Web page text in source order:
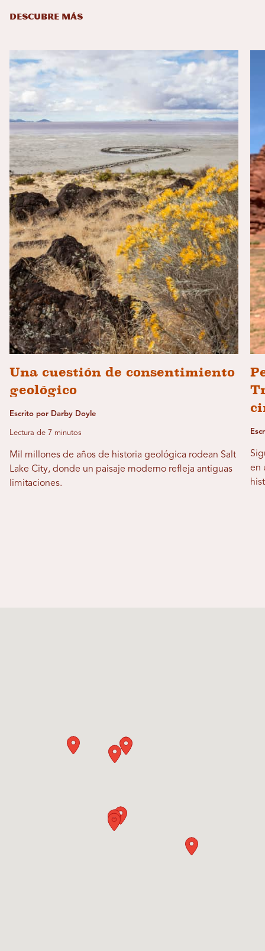
DESCUBRE MÁS
Una cuestión de consentimiento
geológico
Escrito por Darby Doyle
Lectura de 7 minutos
Mil millones de años de historia geológica rodean Salt
Lake City, donde un paisaje moderno refleja antiguas
limitaciones.
en